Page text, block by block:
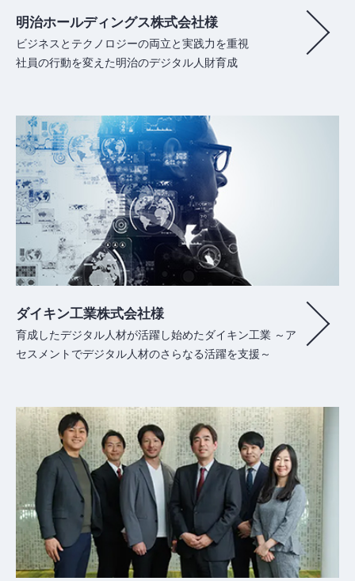
明治ホールディングス株式会社様
ビジネスとテクノロジーの両立と実践力を重視
社員の行動を変えた明治のデジタル人財育成
ダイキン工業株式会社様
育成したデジタル人材が活躍し始めたダイキン工業 ～ア
セスメントでデジタル人材のさらなる活躍を支援～